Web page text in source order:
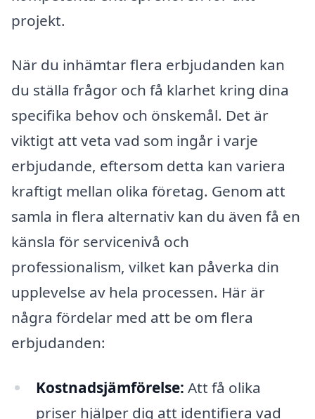
projekt.
När du inhämtar flera erbjudanden kan
du ställa frågor och få klarhet kring dina
specifika behov och önskemål. Det är
viktigt att veta vad som ingår i varje
erbjudande, eftersom detta kan variera
kraftigt mellan olika företag. Genom att
samla in flera alternativ kan du även få en
känsla för servicenivå och
professionalism, vilket kan påverka din
upplevelse av hela processen. Här är
några fördelar med att be om flera
erbjudanden:
Kostnadsjämförelse: Att få olika
priser hjälper dig att identifiera vad